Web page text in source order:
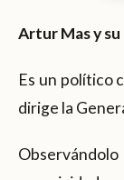
Artur Mas y
Es un político
dirige la